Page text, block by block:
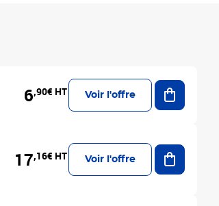
6,90€ HT Voir l'offre
Ajouter
17,16€ HT Voir l'offre
Ajouter